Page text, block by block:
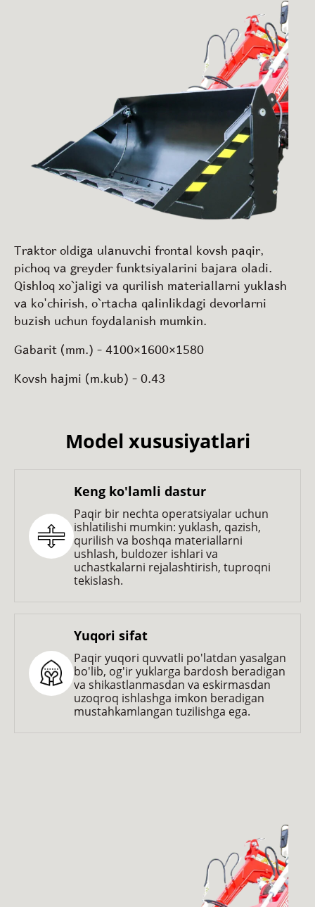
Traktor oldiga ulanuvchi frontal kovsh paqir,
pichoq va greyder funktsiyalarini bajara oladi.
Qishloq xo`jaligi va qurilish materiallarni yuklash
va ko'chirish, o`rtacha qalinlikdagi devorlarni
buzish uchun foydalanish mumkin.
Gabarit (mm.) - 4100×1600×1580
Kovsh hajmi (m.kub) - 0.43
Model xususiyatlari
Keng ko'lamli dastur
Paqir bir nechta operatsiyalar uchun
ishlatilishi mumkin: yuklash, qazish,
qurilish va boshqa materiallarni
ushlash, buldozer ishlari va
uchastkalarni rejalashtirish, tuproqni
tekislash.
Yuqori sifat
Paqir yuqori quvvatli po'latdan yasalgan
bo'lib, og'ir yuklarga bardosh beradigan
va shikastlanmasdan va eskirmasdan
uzoqroq ishlashga imkon beradigan
mustahkamlangan tuzilishga ega.